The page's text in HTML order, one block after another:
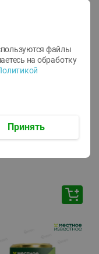
Vegetus ТВЕРДЫЙ
файлы
на обработку
Принять